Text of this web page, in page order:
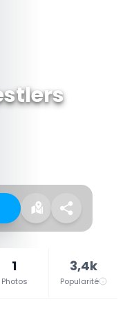
1
Photos
3,4k
Popularité